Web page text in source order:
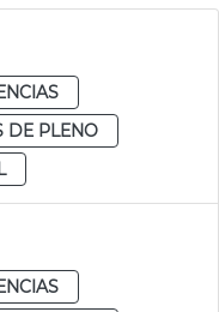
DE PLENO